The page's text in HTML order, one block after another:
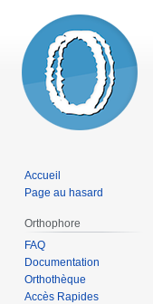
Accueil
Page au hasard
Orthophore
FAQ
Documentation
Orthothèque
Accès Rapides